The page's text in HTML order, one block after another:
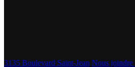
3135 Boulevard Saint-Jean Nous joindre